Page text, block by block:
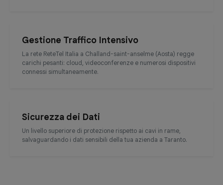
Gestione Traffico Intensivo
La rete ReteTel Italia a Challand-saint-anselme (Aosta) regge
carichi pesanti: cloud, videoconferenze e numerosi dispositivi
connessi simultaneamente.
Sicurezza dei Dati
Un livello superiore di protezione rispetto ai cavi in rame,
salvaguardando i dati sensibili della tua azienda a Taranto.